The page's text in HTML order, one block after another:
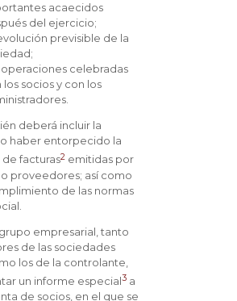
acaecidos
del ejercicio;
previsible de la
operaciones celebradas
los socios y con los
deberá incluir la
haber entorpecido la
facturas2 emitidas por
proveedores; así como
de las normas
empresarial, tanto
de las sociedades
los de la controlante,
un informe especial3 a
de socios, en el que se